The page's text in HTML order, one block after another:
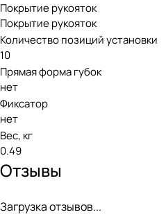
Покрытие рукояток
Покрытие рукояток
Количество позиций установки
10
Прямая форма губок
нет
Фиксатор
нет
Вес, кг
0.49
Отзывы
Загрузка отзывов...